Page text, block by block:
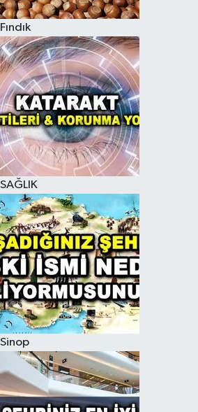
Fındık
SAĞLIK
Sinop